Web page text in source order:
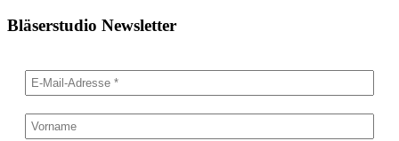
Bläserstudio Newsletter